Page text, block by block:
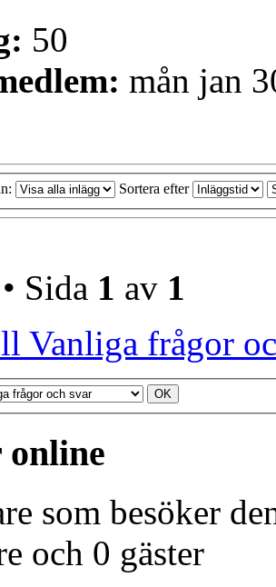
50
mån jan
Sortera efter
Sida 1 av 1
Vanliga frågor
som besöker
och 0 gäster